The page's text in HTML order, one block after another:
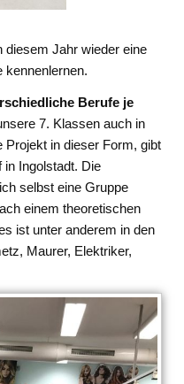
diesem Jahr wieder eine
kennenlernen.
Berufe je
7. Klassen auch in
Projekt in dieser Form, gibt
Ingolstadt. Die
selbst eine Gruppe
einem theoretischen
ist unter anderem in den
Maurer, Elektriker,